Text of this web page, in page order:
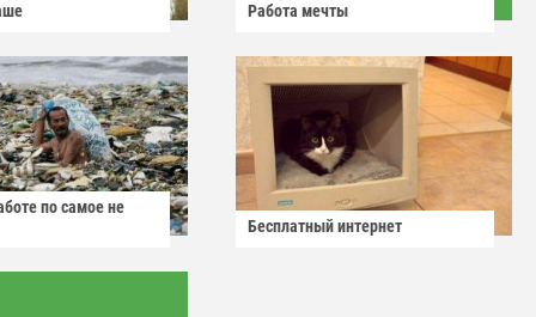
Работа мечты
по самое не
Бесплатный интернет